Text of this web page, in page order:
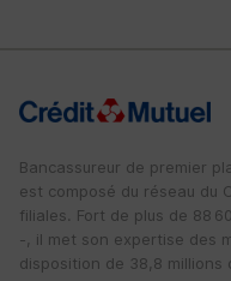
Bancassureur de premier
est composé du réseau du
filiales. Fort de plus de 88
-, il met son expertise des
disposition de 38,8